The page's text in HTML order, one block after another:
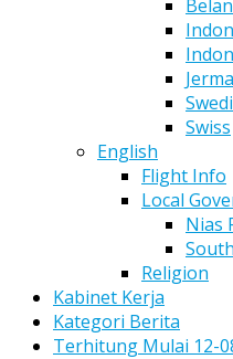
Swiss
English
Flight Info
Local
Nias
Religion
Kabinet Kerja
Kategori Berita
Terhitung Mulai 12-